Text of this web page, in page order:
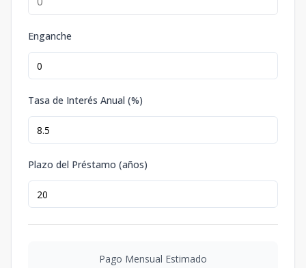
Enganche
Tasa de Interés Anual (%)
Plazo del Préstamo (años)
Pago Mensual Estimado